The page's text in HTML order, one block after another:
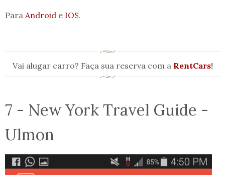
Para Android e IOS.
Vai alugar carro? Faça sua reserva com a RentCars!
7 - New York Travel Guide -
Ulmon